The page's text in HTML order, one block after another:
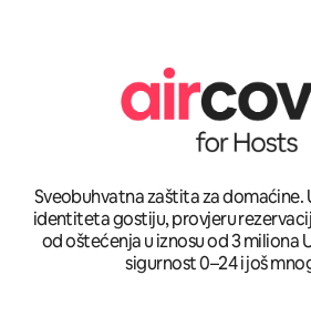
Sveobuhvatna zaštita za domaćine.
identiteta gostiju, provjeru
od oštećenja u iznosu od 3 miliona
sigurnost 0–24 i još